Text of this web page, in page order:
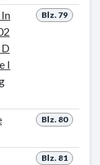
Blz. 79
I
Blz. 80
Blz. 81